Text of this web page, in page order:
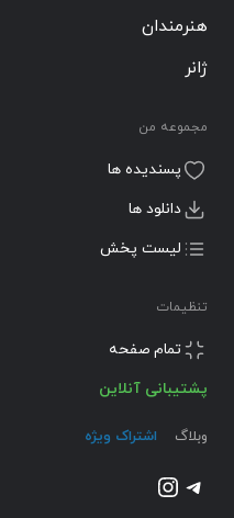
هنرمندان
ژانر
مجموعه من
پسندیده ها
دانلود ها
لیست پخش
تنظیمات
تمام صفحه
پشتیبانی آنلاین
وبلاگ اشتراک ویژه
تلگراماینستاگرم